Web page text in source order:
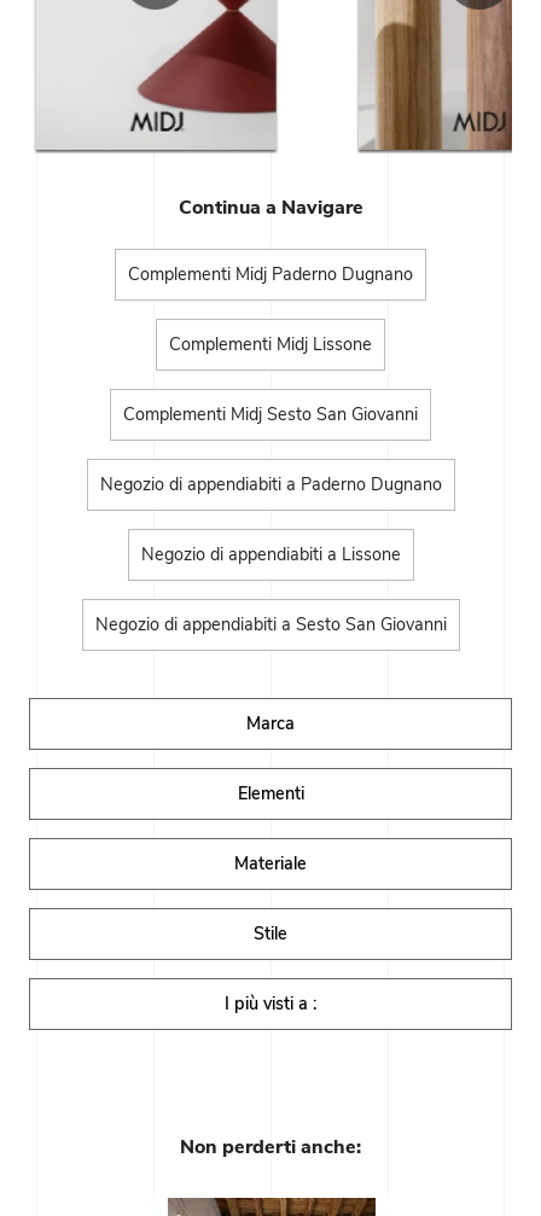
Continua a Navigare
Complementi Midj Paderno Dugnano
Complementi Midj Lissone
Complementi Midj Sesto San Giovanni
Negozio di appendiabiti a Paderno Dugnano
Negozio di appendiabiti a Lissone
Negozio di appendiabiti a Sesto San Giovanni
Marca
Elementi
Materiale
Stile
I più visti a :
Non perderti anche: